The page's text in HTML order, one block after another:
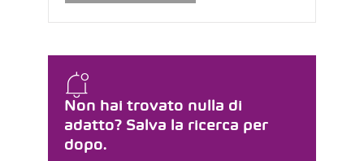
Non hai trovato nulla di
adatto? Salva la ricerca per
dopo.